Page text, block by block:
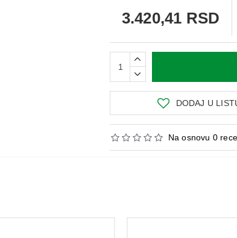
dana, a po potrebi se može
Na osnovu 0
3.420,41 RSD
DODAJ U